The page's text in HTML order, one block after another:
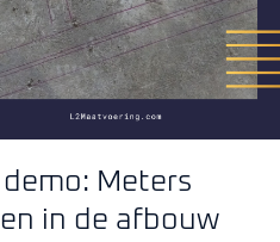
demo: Meters
in de afbouw